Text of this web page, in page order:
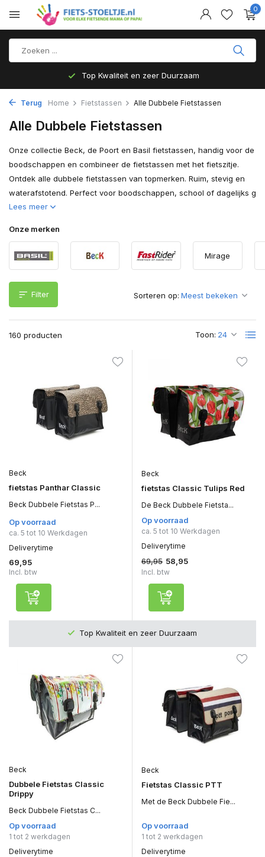
0
Top Kwaliteit en zeer Duurzaam
Terug Home Fietstassen Alle Dubbele Fietstassen
Alle Dubbele Fietstassen
Onze collectie Beck, de Poort en Basil fietstassen, handig voor de
boodschappen en combineer de fietstassen met het fietszitje.
Ontdek alle dubbele fietstassen van topmerken. Ruim, stevig en
waterafstotend. Perfect voor boodschappen, school of dagelijks g
Lees meer
Onze merken
Mirage
Filter
160 producten Toon:
Sorteren op:
Beck
fietstas Panthar Classic
Beck Dubbele Fietstas P...
Op voorraad
ca. 5 tot 10 Werkdagen
Deliverytime
69,95
Incl. btw
Beck
fietstas Classic Tulips Red
De Beck Dubbele Fietsta...
Op voorraad
ca. 5 tot 10 Werkdagen
Deliverytime
69,95 58,95
Incl. btw
Top Kwaliteit en zeer Duurzaam
Beck
Dubbele Fietstas Classic
Drippy
Beck Dubbele Fietstas C...
Op voorraad
1 tot 2 werkdagen
Deliverytime
Beck
Fietstas Classic PTT
Met de Beck Dubbele Fie...
Op voorraad
1 tot 2 werkdagen
Deliverytime